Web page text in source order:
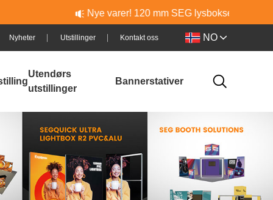
Nye varer! 120 mm SEG lysbokser i aluminium og PVC
Nyheter Utstillinger Kontakt oss NO
Utendørs
utstillinger
Bannerstativer